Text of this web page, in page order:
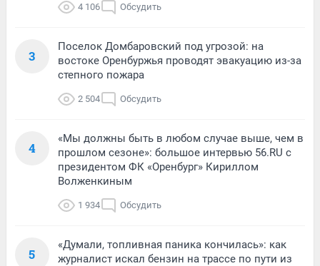
4 106 Обсудить
3
Поселок Домбаровский под угрозой: на
востоке Оренбуржья проводят эвакуацию из-за
степного пожара
2 504 Обсудить
4
«Мы должны быть в любом случае выше, чем в
прошлом сезоне»: большое интервью 56.RU с
президентом ФК «Оренбург» Кириллом
Волженкиным
1 934 Обсудить
5
«Думали, топливная паника кончилась»: как
журналист искал бензин на трассе по пути из